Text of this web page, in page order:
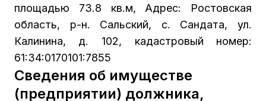
площадью 73.8 кв.м, Адрес: Ростовская
область, р-н. Сальский, с. Сандата, ул.
Калинина, д. 102, кадастровый номер:
61:34:0170101:7855
Сведения об имуществе
(предприятии) должника,